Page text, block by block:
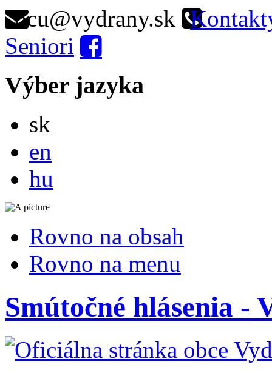
ocu@vydrany.sk
Seniori
Výber jazyka
sk
en
hu
Rovno na obsah
Rovno na menu
Smútočné hlásenia -